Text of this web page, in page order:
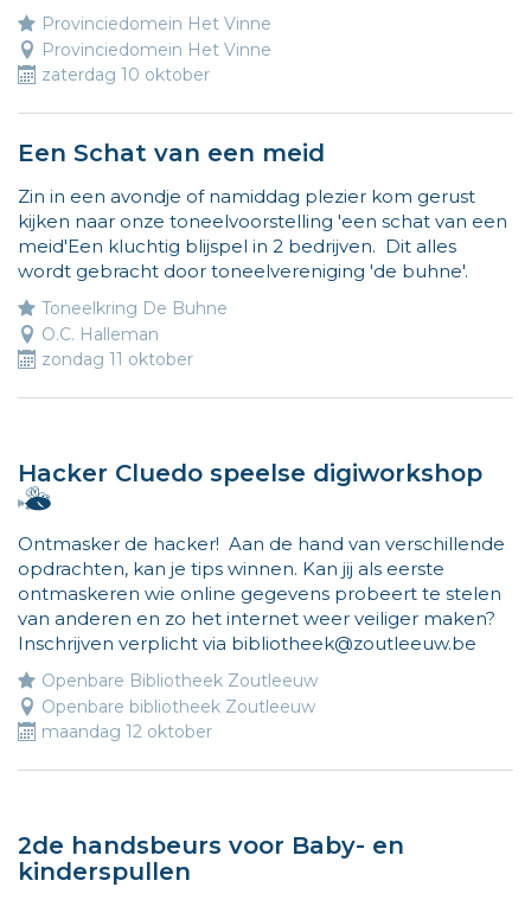
Provinciedomein Het Vinne
Provinciedomein Het Vinne
zaterdag 10 oktober
Een Schat van een meid
Zin in een avondje of namiddag plezier kom gerust
kijken naar onze toneelvoorstelling 'een schat van een
meid'Een kluchtig blijspel in 2 bedrijven. Dit alles
wordt gebracht door toneelvereniging 'de buhne'.
Toneelkring De Buhne
O.C. Halleman
zondag 11 oktober
Hacker Cluedo speelse digiworkshop
Hallo,
ben
Vlieg
en
ik
wijs
de
weg
naar
kinderen.
Meer
Ontmasker de hacker! Aan de hand van verschillende
opdrachten, kan je tips winnen. Kan jij als eerste
ontmaskeren wie online gegevens probeert te stelen
van anderen en zo het internet weer veiliger maken?
Inschrijven verplicht via bibliotheek@zoutleeuw.be
Openbare Bibliotheek Zoutleeuw
Openbare bibliotheek Zoutleeuw
maandag 12 oktober
2de handsbeurs voor Baby- en
kinderspullen